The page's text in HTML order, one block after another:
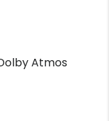
Atmos